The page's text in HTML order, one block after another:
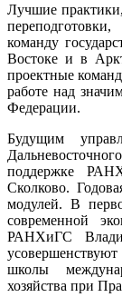
Лучшие
команду
Востоке и в
проектные
работе над
Федерации.
Будущим
поддержке
Сколково.
модулей. В
современной
РАНХиГС
школы
хозяйства при